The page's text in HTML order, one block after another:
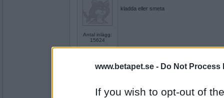
www.betapet.se - Do Not Process
If you wish to opt-out of
Antal inlägg:
15624
kladda eller smeta
Smeta